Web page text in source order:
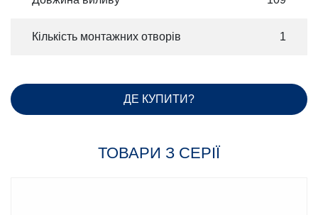
Кількість монтажних отворів 1
ДЕ КУПИТИ?
ТОВАРИ З СЕРІЇ